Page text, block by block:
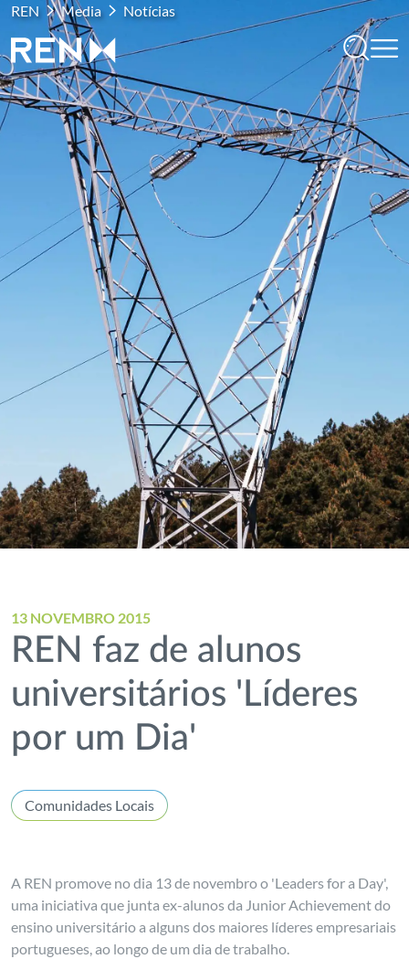
REN Media Notícias
13 NOVEMBRO 2015
REN faz de alunos
universitários 'Líderes
por um Dia'
Comunidades Locais
A REN promove no dia 13 de novembro o 'Leaders for a Day',
uma iniciativa que junta ex-alunos da Junior Achievement do
ensino universitário a alguns dos maiores líderes empresariais
portugueses, ao longo de um dia de trabalho.